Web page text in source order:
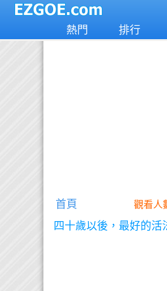
熱門 排行
首頁 觀看人
四十歲以後，最好的活